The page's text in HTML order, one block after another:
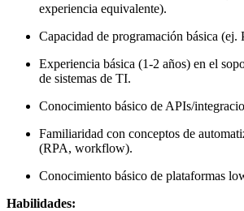
experiencia equivalente).
Capacidad de programación básica (ej.
Experiencia básica (1-2 años) en el
de sistemas de TI.
Conocimiento básico de APIs/
Familiaridad con conceptos de
(RPA, workflow).
Conocimiento básico de plataformas
Habilidades: